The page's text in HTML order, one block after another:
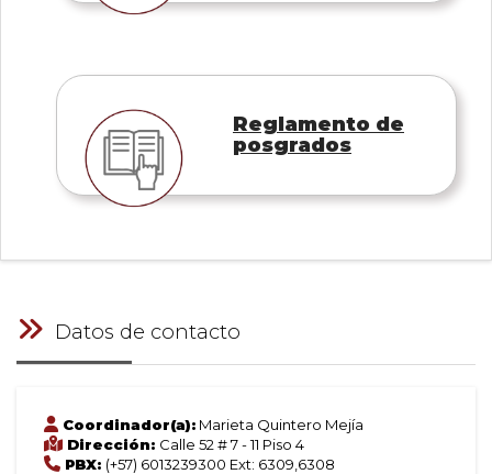
Reglamento de
posgrados
Datos de contacto
Coordinador(a): Marieta Quintero Mejía
Dirección: Calle 52 # 7 - 11 Piso 4
PBX: (+57) 6013239300 Ext: 6309,6308